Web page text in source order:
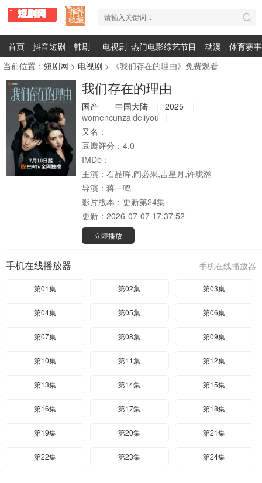
首页 抖音短剧 韩剧 电视剧 热门电影综艺节目 动漫
体育赛事
当前位置： 短剧网 > 电视剧 > 《我们存在的理由》免费观看
我们存在的理由
国产 中国大陆
2025
womencunzaideliyou
又名：
豆瓣评分： 4.0
IMDb：
主演： 石晶晖,阎必果,吉星月,许珑瀚
导演： 蒋一鸣
影片版本： 更新第24集
更新： 2026-07-07 17:37:52
立即播放
手机在线播放器
手机在线播放器
第01集 第02集 第03集
第04集 第05集 第06集
第07集 第08集 第09集
第10集 第11集 第12集
第13集 第14集 第15集
第16集 第17集 第18集
第19集 第20集 第21集
第22集 第23集 第24集